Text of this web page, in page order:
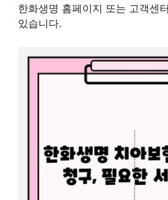
한화생명 홈페이지 또는 고객센
있습니다.